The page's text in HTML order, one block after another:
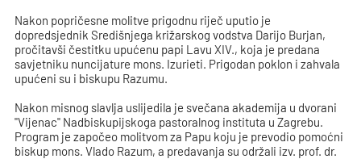
Nakon popričesne molitve prigodnu riječ uputio je
dopredsjednik Središnjega križarskog vodstva Darijo Burjan,
pročitavši čestitku upućenu papi Lavu XIV., koja je predana
savjetniku nuncijature mons. Izurieti. Prigodan poklon i zahvala
upućeni su i biskupu Razumu.
Nakon misnog slavlja uslijedila je svečana akademija u dvorani
"Vijenac" Nadbiskupijskoga pastoralnog instituta u Zagrebu.
Program je započeo molitvom za Papu koju je prevodio pomoćni
biskup mons. Vlado Razum, a predavanja su održali izv. prof. dr.